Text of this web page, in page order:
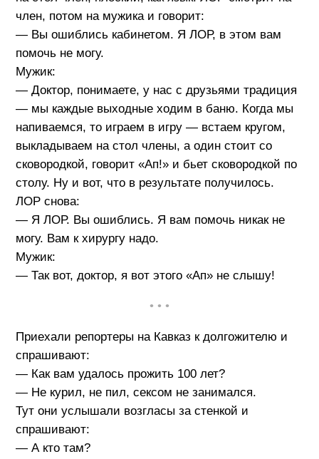
член, потом на мужика и говорит:
— Вы ошиблись кабинетом. Я ЛОР, в этом вам
помочь не могу.
Мужик:
— Доктор, понимаете, у нас с друзьями традиция
— мы каждые выходные ходим в баню. Когда мы
напиваемся, то играем в игру — встаем кругом,
выкладываем на стол члены, а один стоит со
сковородкой, говорит «Ап!» и бьет сковородкой по
столу. Ну и вот, что в результате получилось.
ЛОР снова:
— Я ЛОР. Вы ошиблись. Я вам помочь никак не
могу. Вам к хирургу надо.
Мужик:
— Так вот, доктор, я вот этого «Ап» не слышу!
• • •
Приехали репортеры на Кавказ к долгожителю и
спрашивают:
— Как вам удалось прожить 100 лет?
— Не курил, не пил, сексом не занимался.
Тут они услышали возгласы за стенкой и
спрашивают:
— А кто там?